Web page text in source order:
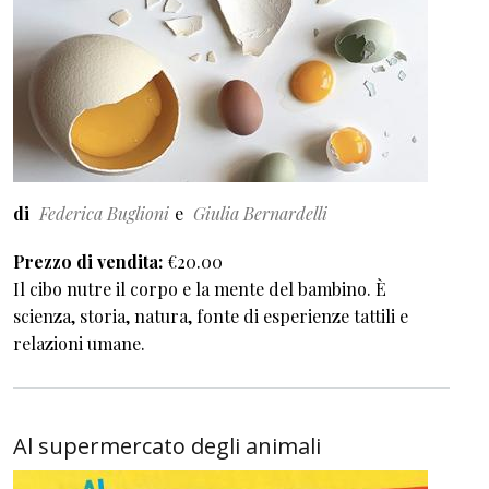
di Federica Buglioni Giulia Bernardelli
Prezzo di vendita €20.00
Il cibo nutre il corpo e la mente del bambino. È
scienza, storia, natura, fonte di esperienze tattili e
relazioni umane.
Al supermercato degli animali